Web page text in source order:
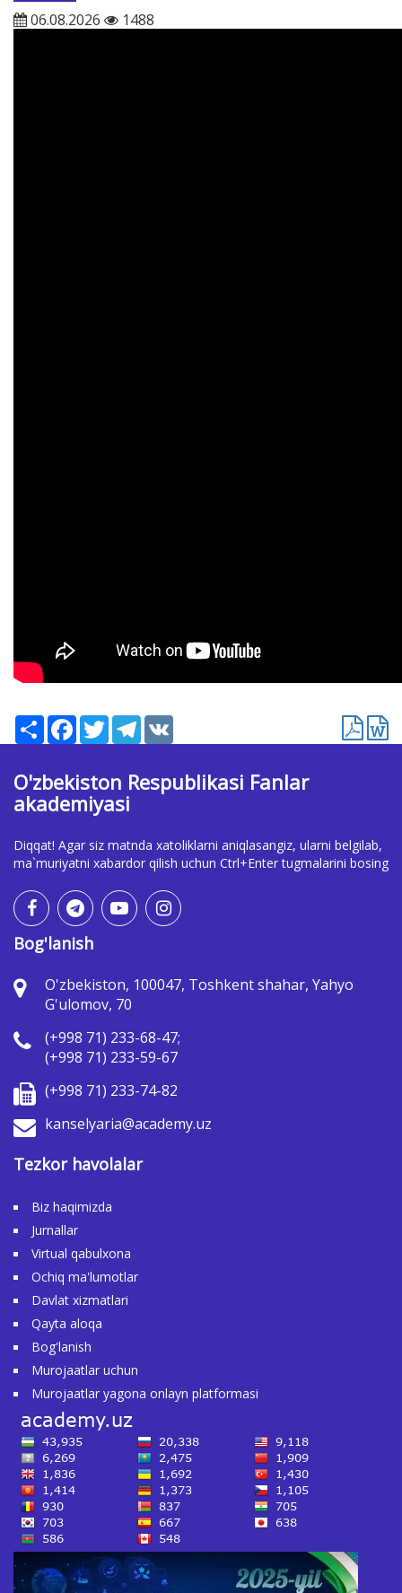
06.08.2026 1488
РесурсFacebook
TwitterTelegram
O'zbekiston Respublikasi Fanlar
akademiyasi
Diqqat! Agar siz matnda xatoliklarni aniqlasangiz, ularni belgilab,
ma`muriyatni xabardor qilish uchun Ctrl+Enter tugmalarini bosing
Bog'lanish
O'zbekiston, 100047, Toshkent shahar, Yahyo
G'ulomov, 70
(+998 71) 233-68-47;
(+998 71) 233-59-67
(+998 71) 233-74-82
kanselyaria@academy.uz
Tezkor havolalar
Biz haqimizda
Jurnallar
Virtual qabulxona
Ochiq ma'lumotlar
Davlat xizmatlari
Qayta aloqa
Bog'lanish
Murojaatlar uchun
Murojaatlar yagona onlayn platformasi